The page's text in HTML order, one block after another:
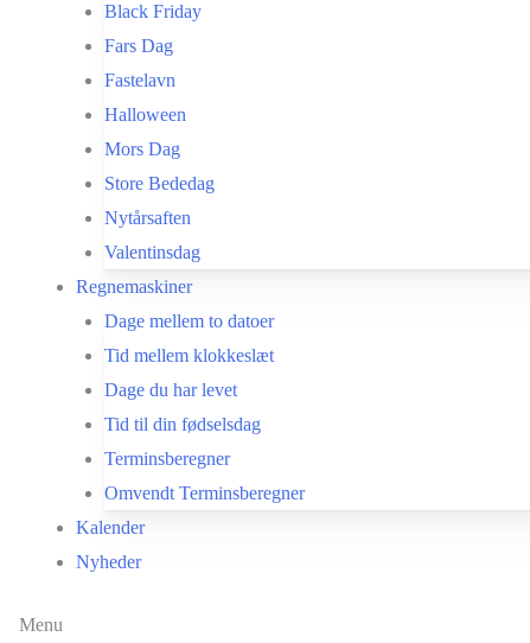
Black Friday
Fars Dag
Fastelavn
Halloween
Mors Dag
Store Bededag
Nytårsaften
Valentinsdag
Regnemaskiner
Dage mellem to datoer
Tid mellem klokkeslæt
Dage du har levet
Tid til din fødselsdag
Terminsberegner
Omvendt Terminsberegner
Kalender
Nyheder
Menu